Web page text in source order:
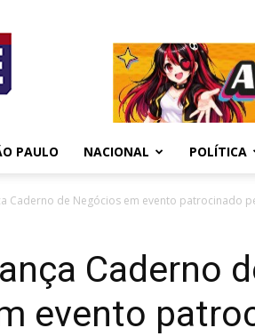
PAULO NACIONAL POLÍTICA
Caderno de Negócios em evento patrocinado
Caderno
evento